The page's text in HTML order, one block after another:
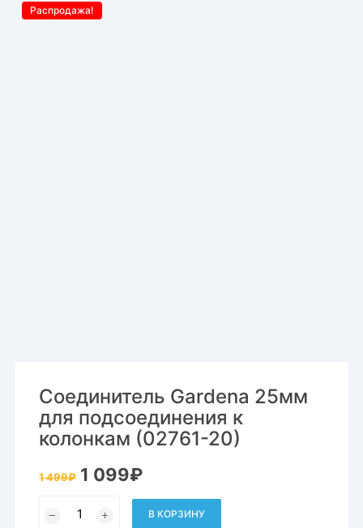
Распродажа!
Соединитель Gardena 25мм
для подсоединения к
колонкам (02761-20)
1 499₽ Первоначальная
цена
составляла
1
499₽.
1 099₽Текущая
1
099₽.
товара В КОРЗИНУ